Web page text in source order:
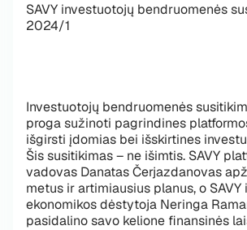
SAVY investuotojų bendruomenės
2024/1
Investuotojų bendruomenės
proga sužinoti pagrindines
išgirsti įdomias bei išskirtines
Šis susitikimas – ne išimtis. SAVY
vadovas Danatas Čerjazdanovas
metus ir artimiausius planus, o
ekonomikos dėstytoja Neringa
pasidalino savo kelione finansinės